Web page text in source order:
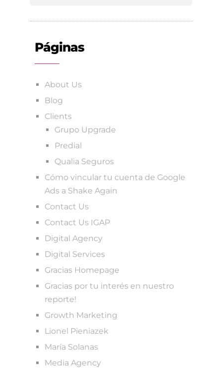
Páginas
About Us
Blog
Clients
Grupo Upgrade
Predial
Qualia Seguros
Cómo vincular tu cuenta de Google
Ads a Shake Again
Contact Us
Contact Us IGAP
Digital Agency
Digital Services
Gracias Homepage
Gracias por tu interés en nuestro
reporte!
Growth Marketing
Lionel Pieniazek
María Solanas
Media Agency